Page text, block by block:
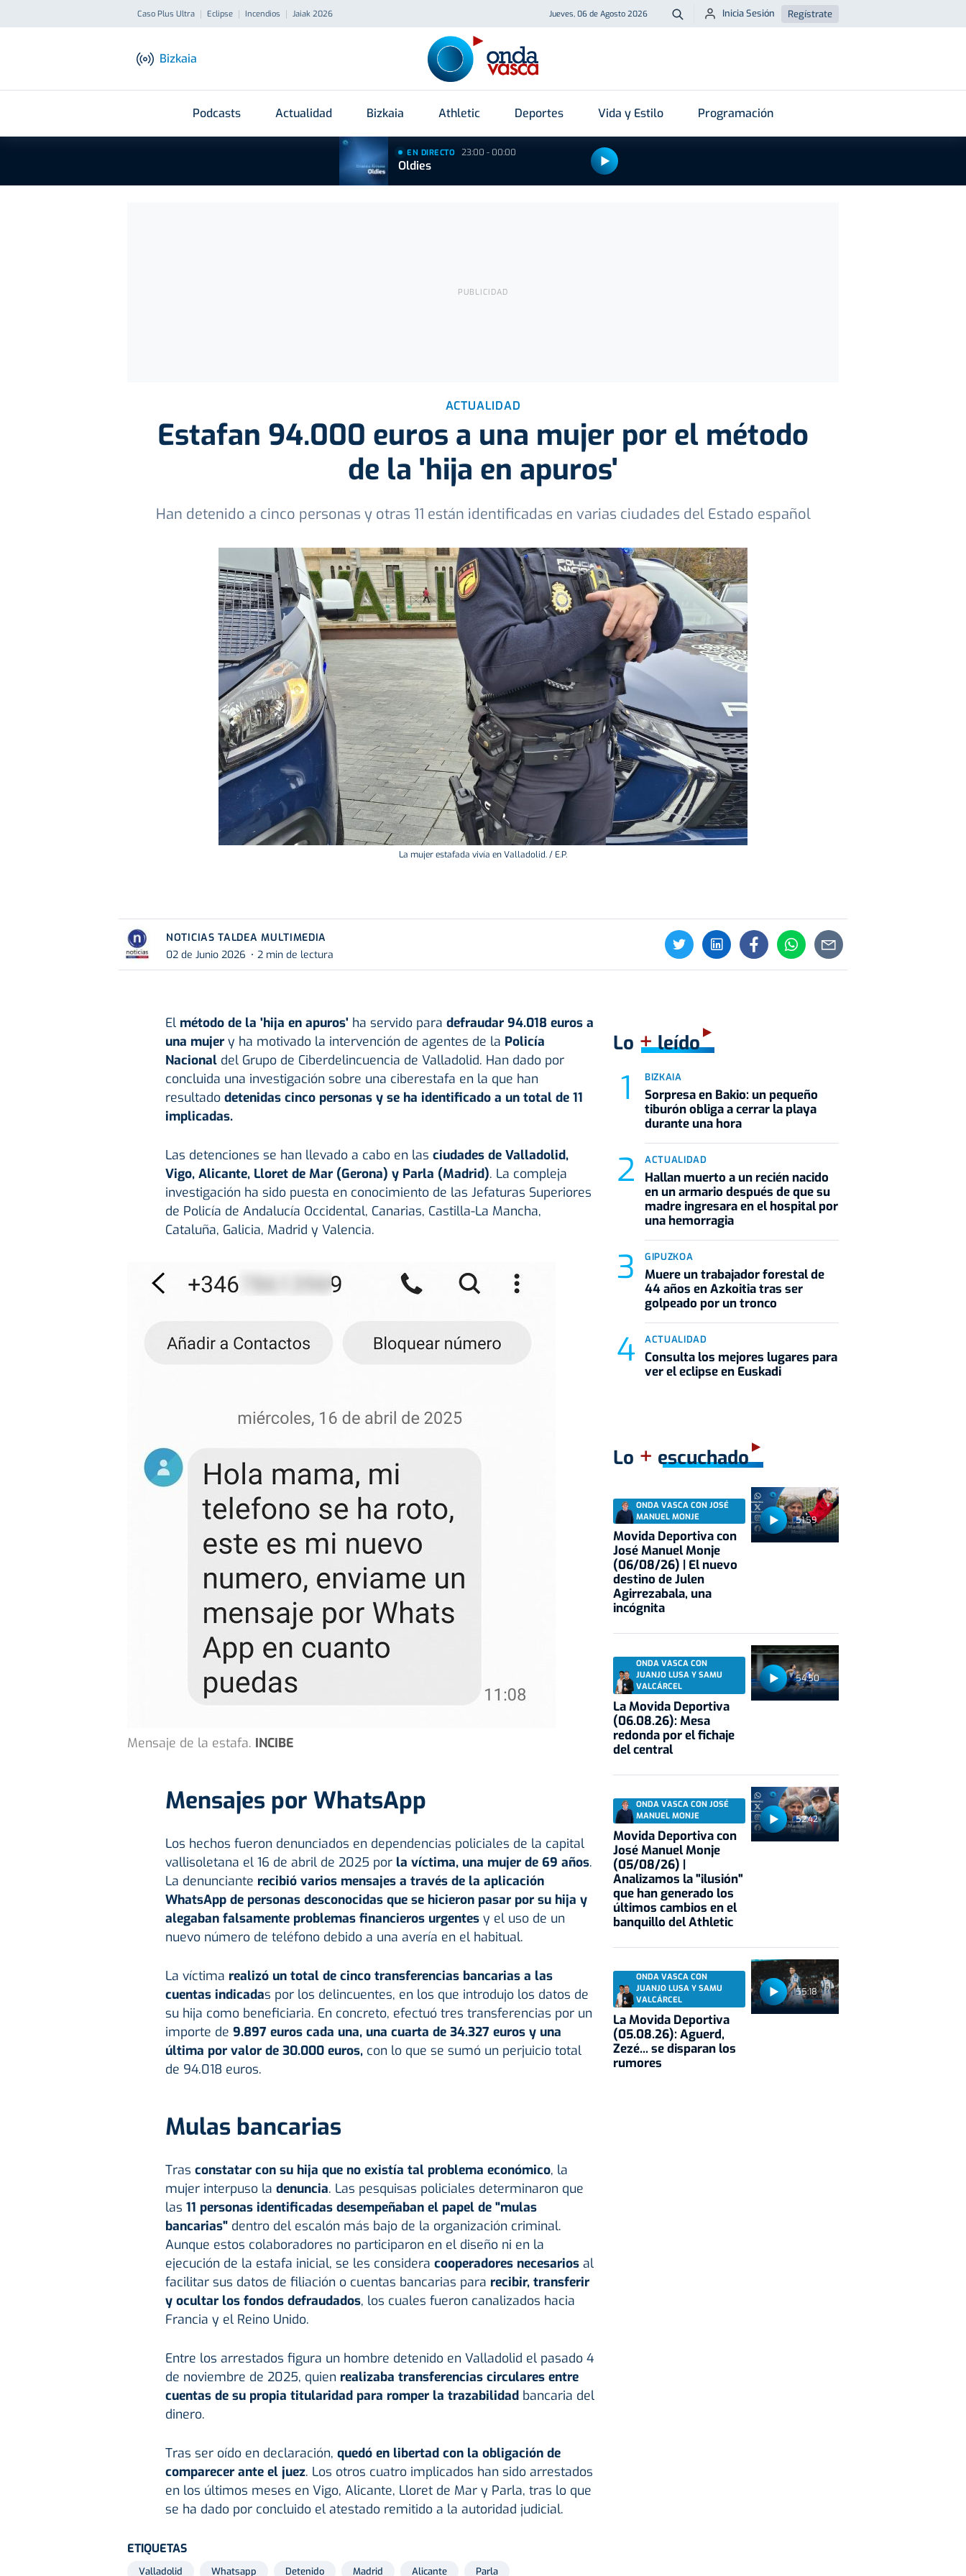
Caso Plus Ultra Eclipse Incendios Jaiak 2026 Jueves, 06 de Agosto 2026 Buscar
Inicia Sesión Regístrate
Bizkaia
Podcasts Actualidad Bizkaia Athletic Deportes Vida y Estilo Programación
EN DIRECTO 23:00 - 00:00
Oldies
ACTUALIDAD
Estafan 94.000 euros a una mujer por el método
de la 'hija en apuros'
Han detenido a cinco personas y otras 11 están identificadas en varias ciudades del Estado español
La mujer estafada vivía en Valladolid. / E.P.
NOTICIAS TALDEA MULTIMEDIA
02 de Junio 2026
2 min de lectura
El método de la 'hija en apuros' ha servido para defraudar 94.018 euros a
una mujery ha motivado la intervención de agentes de la Policía
Nacional del Grupo de Ciberdelincuencia de Valladolid. Han dado por
concluida una investigación sobre una ciberestafa en la que han
resultado detenidas cinco personas y se ha identificado a un total de 11
implicadas.
Las detenciones se han llevado a cabo en las ciudades de Valladolid,
Vigo, Alicante, Lloret de Mar (Gerona) y Parla (Madrid). La compleja
investigación ha sido puesta en conocimiento de las Jefaturas Superiores
de Policía de Andalucía Occidental, Canarias, Castilla-La Mancha,
Cataluña, Galicia, Madrid y Valencia.
Mensaje de la estafa. INCIBE
Mensajes por WhatsApp
Los hechos fueron denunciados en dependencias policiales de la capital
vallisoletana el 16 de abril de 2025 por la víctima, una mujer de 69 años.
La denunciante recibió varios mensajes a través de la aplicación
WhatsApp de personas desconocidas que se hicieron pasar por su hija y
alegaban falsamente problemas financieros urgentesy el uso de un
nuevo número de teléfono debido a una avería en el habitual.
La víctima realizó un total de cinco transferencias bancarias a las
cuentas indicadas por los delincuentes, en los que introdujo los datos de
su hija como beneficiaria. En concreto, efectuó tres transferencias por un
importe de 9.897 euros cada una, una cuarta de 34.327 euros y una
última por valor de 30.000 euros, con lo que se sumó un perjuicio total
de 94.018 euros.
Mulas bancarias
Tras constatar con su hija que no existía tal problema económico, la
mujer interpuso la denuncia. Las pesquisas policiales determinaron que
las 11 personas identificadas desempeñaban el papel de "mulas
bancarias"dentro del escalón más bajo de la organización criminal.
Aunque estos colaboradores no participaron en el diseño ni en la
ejecución de la estafa inicial, se les considera cooperadores necesariosal
facilitar sus datos de filiación o cuentas bancarias para recibir, transferir
y ocultar los fondos defraudados, los cuales fueron canalizados hacia
Francia y el Reino Unido.
Entre los arrestados figura un hombre detenido en Valladolid el pasado 4
de noviembre de 2025, quien realizaba transferencias circulares entre
cuentas de su propia titularidad para romper la trazabilidadbancaria del
dinero.
Tras ser oído en declaración, quedó en libertad con la obligación de
comparecer ante el juez. Los otros cuatro implicados han sido arrestados
en los últimos meses en Vigo, Alicante, Lloret de Mar y Parla, tras lo que
se ha dado por concluido el atestado remitido a la autoridad judicial.
ETIQUETAS
Valladolid Whatsapp Detenido Madrid Alicante Parla
Lo +leído
BIZKAIA
Sorpresa en Bakio: un pequeño
tiburón obliga a cerrar la playa
durante una hora
ACTUALIDAD
Hallan muerto a un recién nacido
en un armario después de que su
madre ingresara en el hospital por
una hemorragia
GIPUZKOA
Muere un trabajador forestal de
44 años en Azkoitia tras ser
golpeado por un tronco
ACTUALIDAD
Consulta los mejores lugares para
ver el eclipse en Euskadi
Lo + escuchado
51:59
ONDA VASCA CON JOSÉ
MANUEL MONJE
Movida Deportiva con
José Manuel Monje
(06/08/26) | El nuevo
destino de Julen
Agirrezabala, una
incógnita
54:50
ONDA VASCA CON
JUANJO LUSA Y SAMU
VALCÁRCEL
La Movida Deportiva
(06.08.26): Mesa
redonda por el fichaje
del central
52:42
ONDA VASCA CON JOSÉ
MANUEL MONJE
Movida Deportiva con
José Manuel Monje
(05/08/26) |
Analizamos la "ilusión"
que han generado los
últimos cambios en el
banquillo del Athletic
55:18
ONDA VASCA CON
JUANJO LUSA Y SAMU
VALCÁRCEL
La Movida Deportiva
(05.08.26): Aguerd,
Zezé... se disparan los
rumores